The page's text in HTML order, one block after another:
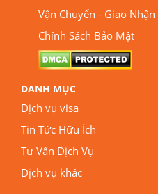
Vận Chuyển - Giao Nhận
Chính Sách Bảo Mật
DANH MỤC
Dịch vụ visa
Tin Tức Hữu Ích
Tư Vấn Dịch Vụ
Dịch vụ khác